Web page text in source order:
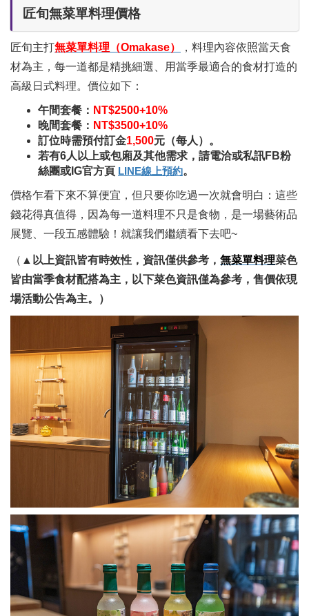
匠旬無菜單料理價格
匠旬主打無菜單料理（Omakase）
，料理內容依照當天食
材為主，每一道都是精挑細選、用當季最適合的食材打造的
高級日式料理。價位如下：
午間套餐： NT$2500+10%
晚間套餐： NT$3500+10%
訂位時需預付訂金1,500元（每人）。
若有6人以上或包廂及其他需求，請電洽或私訊FB粉
絲團或IG官方頁 LINE線上預約。
價格乍看下來不算便宜，但只要你吃過一次就會明白：這些
錢花得真值得，因為每一道料理不只是食物，是一場藝術品
展覽、一段五感體驗！就讓我們繼續看下去吧~
（ ▲以上資訊皆有時效性，資訊僅供參考， 無菜單料理菜色
皆由當季食材配搭為主，以下菜色資訊僅為參考，售價依現
場活動公告為主。）